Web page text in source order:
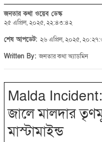
জনতার কথা ওয়েব ডেস্ক
২৫ এপ্রিল, ২০২৫, ২২:৪৩:৪২
শেষ আপডেট: ২৬ এপ্রিল, ২০২৫,
Written By:জনতার কথা অ্যাডমিন
Malda
জালে মালদার
মাস্টামাইন্ড